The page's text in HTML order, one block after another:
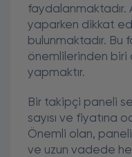
yaparken dikkat
bulunmaktadır. Bu
önemlilerinden
yapmaktır.
Bir takipçi paneli
sayısı ve fiyatına
Önemli olan,
ve uzun vadede